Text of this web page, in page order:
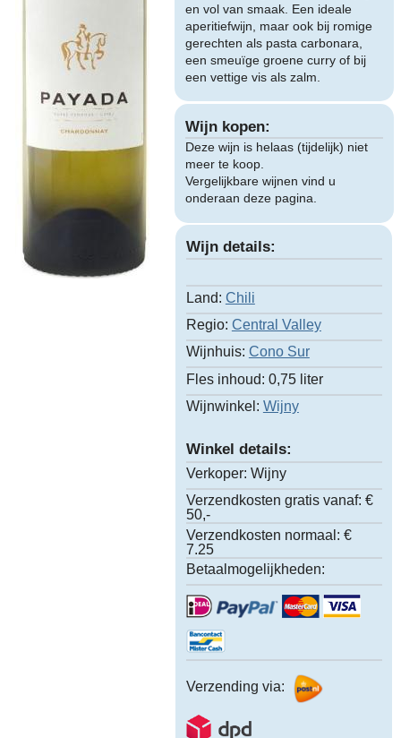
en vol van smaak. Een ideale
aperitiefwijn, maar ook bij romige
gerechten als pasta carbonara,
een smeuïge groene curry of bij
een vettige vis als zalm.
Wijn kopen:
Deze wijn is helaas (tijdelijk) niet
meer te koop.
Vergelijkbare wijnen vind u
onderaan deze pagina.
Wijn details:
Land: Chili
Regio: Central Valley
Wijnhuis: Cono Sur
Fles inhoud: 0,75 liter
Wijnwinkel: Wijny
Winkel details:
Verkoper: Wijny
Verzendkosten gratis vanaf: €
50,-
Verzendkosten normaal: €
7.25
Betaalmogelijkheden:
Verzending via: